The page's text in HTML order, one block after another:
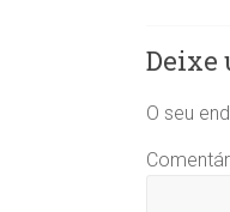
Deixe
O seu